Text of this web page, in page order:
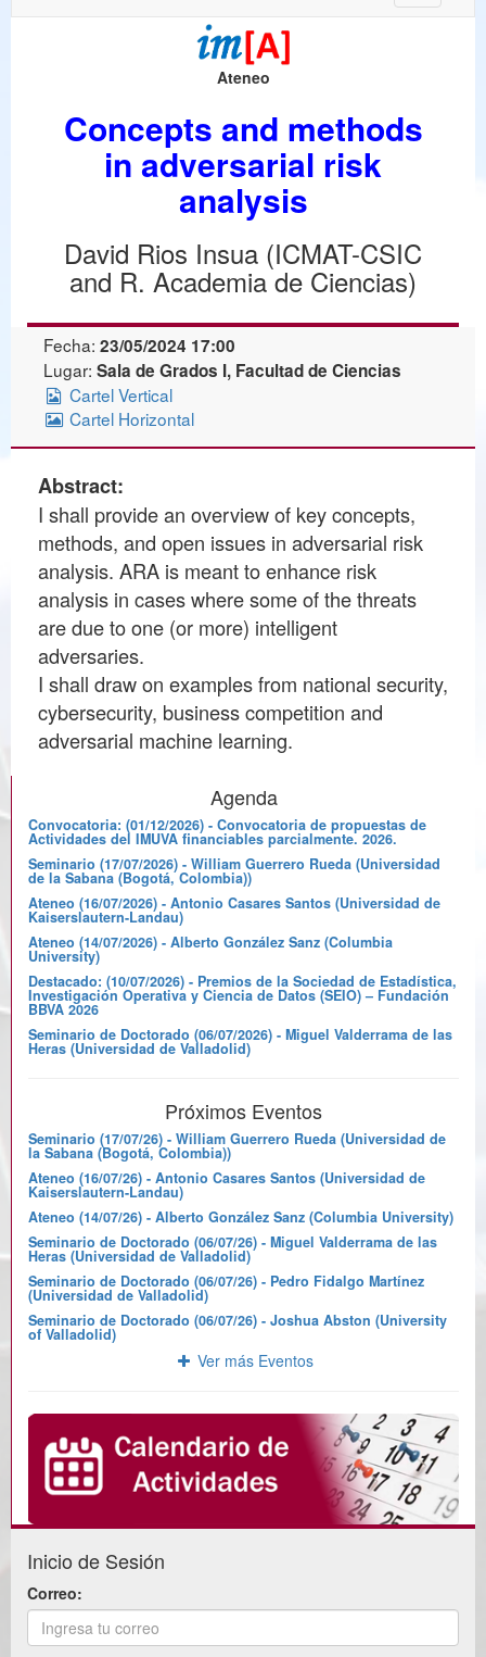
Ateneo
Concepts and methods
in adversarial risk
analysis
David Rios Insua (ICMAT-CSIC
and R. Academia de Ciencias)
Fecha: 23/05/2024 17:00
Lugar: Sala de Grados I, Facultad de Ciencias
Cartel Vertical
Cartel Horizontal
Abstract:
I shall provide an overview of key concepts,
methods, and open issues in adversarial risk
analysis. ARA is meant to enhance risk
analysis in cases where some of the threats
are due to one (or more) intelligent
adversaries.
I shall draw on examples from national security,
cybersecurity, business competition and
adversarial machine learning.
Agenda
Convocatoria: (01/12/2026) - Convocatoria de propuestas de
Actividades del IMUVA financiables parcialmente. 2026.
Seminario (17/07/2026) - William Guerrero Rueda (Universidad
de la Sabana (Bogotá, Colombia))
Ateneo (16/07/2026) - Antonio Casares Santos (Universidad de
Kaiserslautern-Landau)
Ateneo (14/07/2026) - Alberto González Sanz (Columbia
University)
Destacado: (10/07/2026) - Premios de la Sociedad de Estadística,
Investigación Operativa y Ciencia de Datos (SEIO) – Fundación
BBVA 2026
Seminario de Doctorado (06/07/2026) - Miguel Valderrama de las
Heras (Universidad de Valladolid)
Próximos Eventos
Seminario (17/07/26) - William Guerrero Rueda (Universidad de
la Sabana (Bogotá, Colombia))
Ateneo (16/07/26) - Antonio Casares Santos (Universidad de
Kaiserslautern-Landau)
Ateneo (14/07/26) - Alberto González Sanz (Columbia University)
Seminario de Doctorado (06/07/26) - Miguel Valderrama de las
Heras (Universidad de Valladolid)
Seminario de Doctorado (06/07/26) - Pedro Fidalgo Martínez
(Universidad de Valladolid)
Seminario de Doctorado (06/07/26) - Joshua Abston (University
of Valladolid)
Ver más Eventos
Inicio de Sesión
Correo: